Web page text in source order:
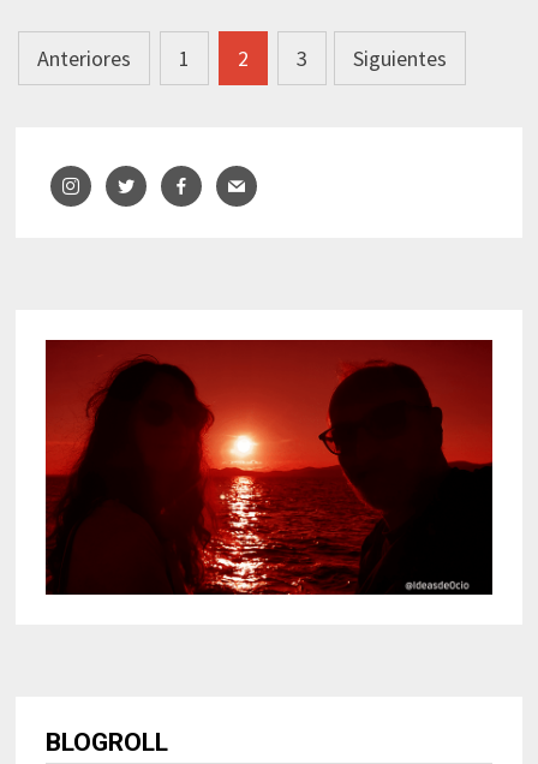
Navegación
de
Anteriores 1 2 3 Siguientes
BLOGROLL